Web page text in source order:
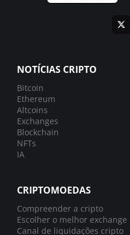
NOTÍCIAS CRIPTO
Bitcoin
Ethereum
Altcoins
Exchanges
Blockchain
NFTs
IA
CRIPTOMOEDAS
Compreender a cripto
Escolher o melhor exchange
Canal de liquidações cripto